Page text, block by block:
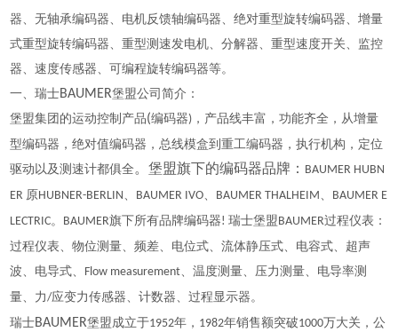
器、无轴承编码器、电机反馈轴编码器、绝对重型旋转编码器、增量
式重型旋转编码器、重型测速发电机、分解器、重型速度开关、监控
器、速度传感器、可编程旋转编码器等。
一、瑞士BAUMER堡盟公司简介：
堡盟集团的运动控制产品(编码器) ，产品线丰富，功能齐全，从增量
型编码器，绝对值编码器，总线模盒到重工编码器，执行机构，定位
驱动以及测速计都俱全。堡盟旗下的编码器品牌： BAUMER HUBN
ER原HUBNER-BERLIN、 BAUMER IVO、 BAUMER THALHEIM、 BAUMER E
LECTRIC。 BAUMER旗下所有品牌编码器!瑞士堡盟BAUMER过程仪表：
过程仪表、物位测量、频差、电位式、流体静压式、电容式、超声
波、电导式、 Flow measurement、温度测量、压力测量、电导率测
量、力/应变力传感器、计数器、过程显示器。
瑞士BAUMER堡盟成立于1952年， 1982年销售额突破1000万大关，公